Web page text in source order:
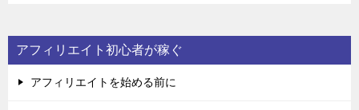
リ
ー
アフィリエイト初心者が稼ぐ
アフィリエイトを始める前に